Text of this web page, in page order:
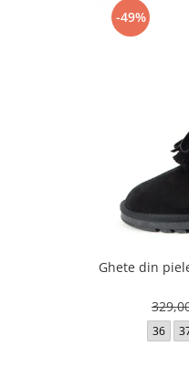
-49%
Ghete din
36